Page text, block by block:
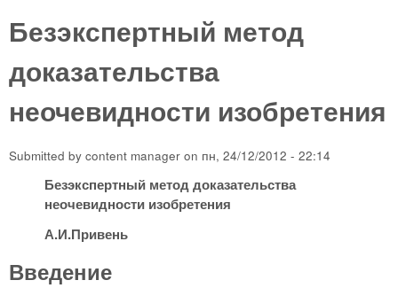
Безэкспертный метод
доказательства
неочевидности изобретения
Submitted by content manager on пн, 24/12/2012 - 22:14
Безэкспертный метод доказательства
неочевидности изобретения
А.И.Привень
Введение